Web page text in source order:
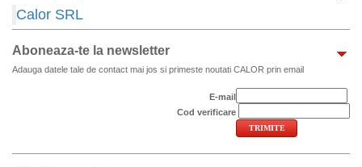
Calor SRL
Aboneaza-te la newsletter
Adauga datele tale de contact mai jos si primeste noutati CALOR prin email
E-mail
Cod verificare